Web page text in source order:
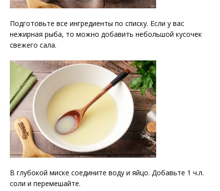
Подготовьте все ингредиенты по списку. Если у вас
нежирная рыба, то можно добавить небольшой кусочек
свежего сала.
В глубокой миске соедините воду и яйцо. Добавьте 1 ч.л.
соли и перемешайте.